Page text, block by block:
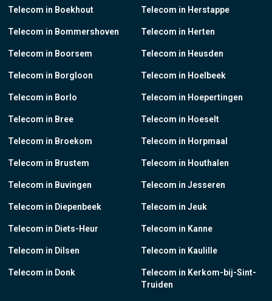
Telecom in Boekhout
Telecom in Bommershoven
Telecom in Boorsem
Telecom in Borgloon
Telecom in Borlo
Telecom in Bree
Telecom in Broekom
Telecom in Brustem
Telecom in Buvingen
Telecom in Diepenbeek
Telecom in Diets-Heur
Telecom in Dilsen
Telecom in Donk
Telecom in Herstappe
Telecom in Herten
Telecom in Heusden
Telecom in Hoelbeek
Telecom in Hoepertingen
Telecom in Hoeselt
Telecom in Horpmaal
Telecom in Houthalen
Telecom in Jesseren
Telecom in Jeuk
Telecom in Kanne
Telecom in Kaulille
Telecom in Kerkom-bij-Sint-
Truiden